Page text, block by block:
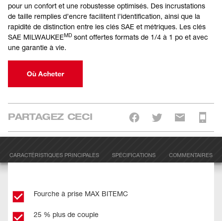
pour un confort et une robustesse optimisés. Des incrustations
de taille remplies d’encre facilitent l’identification, ainsi que la
rapidité de distinction entre les clés SAE et métriques. Les clés
SAE MILWAUKEEMD sont offertes formats de 1/4 à 1 po et avec
une garantie à vie.
Où Acheter
PARTAGEZ CECI
CARACTÉRISTIQUES PRINCIPALES SPÉCIFICATIONS COMMENTAIRES
Fourche à prise MAX BITEMC
25 % plus de couple